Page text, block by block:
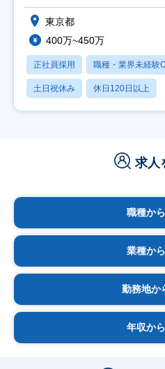
東京都
400万~450万
正社員採用 職種・業界未経験
土日祝休み 休日120日以上
求人
職種か
業種か
勤務地か
年収か